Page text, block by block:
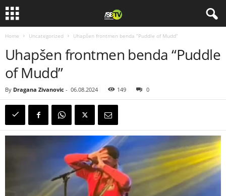
Home Uncategorized Uhapšen frontmen benda “Puddle of Mudd”
Uhapšen frontmen benda “Puddle
of Mudd”
By Dragana Zivanovic - 06.08.2024 149 0